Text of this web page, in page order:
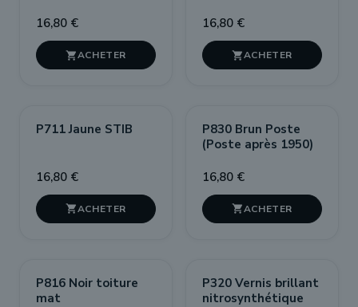
16,80 €

16,80 €

P711 Jaune STIB
16,80 €

P830 Brun Poste
(Poste après 1950)
16,80 €

P816 Noir toiture
mat
P320 Vernis brillant
nitrosynthétique